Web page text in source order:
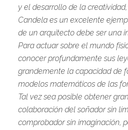
y el desarrollo de la
Candela es un excelente
de un arquitecto debe ser una
Para actuar sobre el mundo
conocer profundamente sus
grandemente la capacidad de
modelos matemáticos de las
Tal vez sea posibleobtener
colaboración del soñador sin
comprobador sin imaginación,